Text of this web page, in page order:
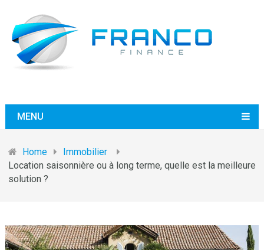
MENU
Home
Immobilier
Location saisonnière ou à long terme, quelle est la meilleure
solution ?